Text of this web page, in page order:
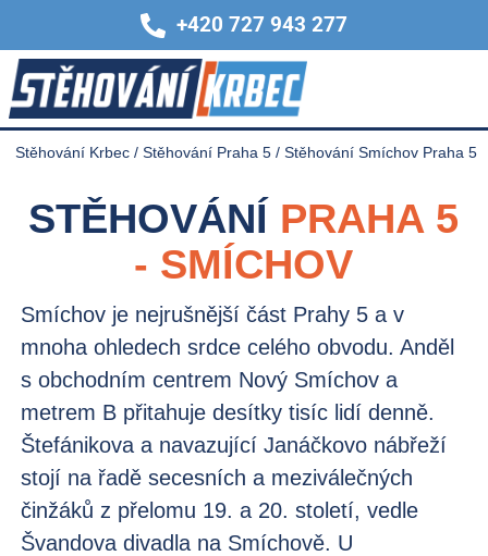
+420 727 943 277
Stěhování Krbec / Stěhování Praha 5 / Stěhování Smíchov Praha 5
STĚHOVÁNÍ PRAHA 5
- SMÍCHOV
Smíchov je nejrušnější část Prahy 5 a v
mnoha ohledech srdce celého obvodu. Anděl
s obchodním centrem Nový Smíchov a
metrem B přitahuje desítky tisíc lidí denně.
Štefánikova a navazující Janáčkovo nábřeží
stojí na řadě secesních a meziválečných
činžáků z přelomu 19. a 20. století, vedle
Švandova divadla na Smíchově. U